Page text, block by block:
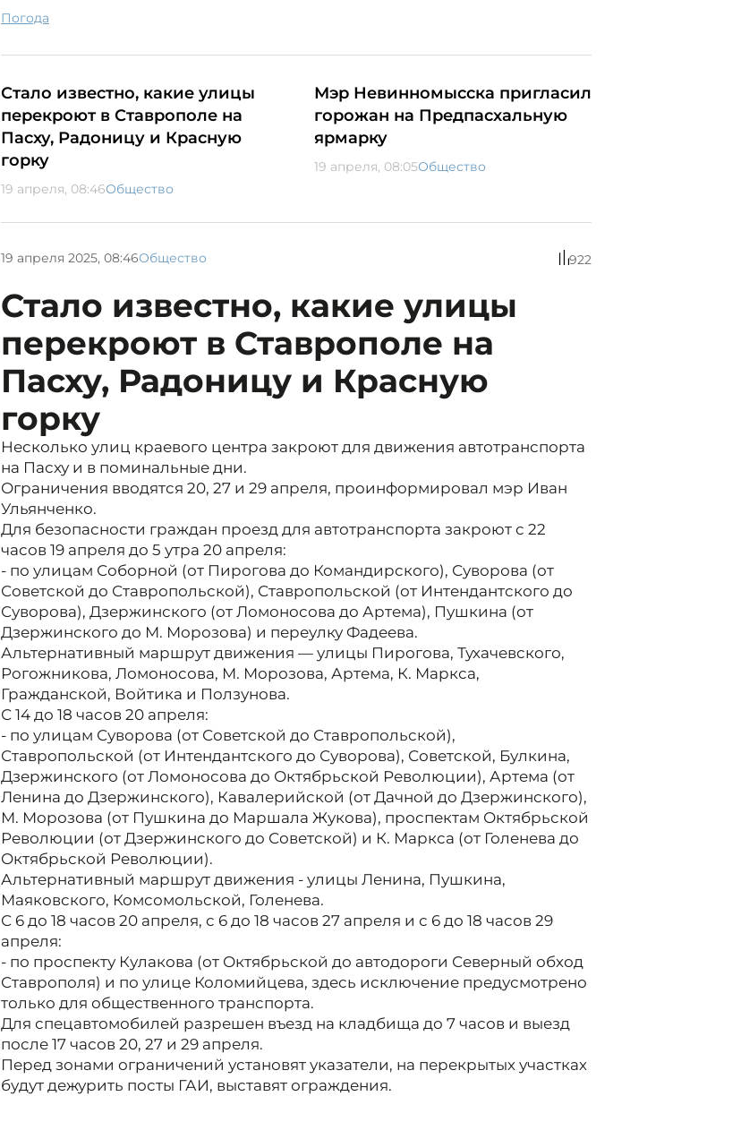
погода
Стало известно, какие улицы
перекроют в Ставрополе на
Пасху, Радоницу и Красную
горку
19 апреля, 08:46Общество
Мэр Невинномысска пригласил
горожан на Предпасхальную
ярмарку
19 апреля, 08:05Общество
19 апреля 2025, 08:46Общество 922
Стало известно, какие улицы
перекроют в Ставрополе на
Пасху, Радоницу и Красную
горку
Несколько улиц краевого центра закроют для движения автотранспорта
на Пасху и в поминальные дни.
Ограничения вводятся 20, 27 и 29 апреля, проинформировал мэр Иван
Ульянченко.
Для безопасности граждан проезд для автотранспорта закроют с 22
часов 19 апреля до 5 утра 20 апреля:
- по улицам Соборной (от Пирогова до Командирского), Суворова (от
Советской до Ставропольской), Ставропольской (от Интендантского до
Суворова), Дзержинского (от Ломоносова до Артема), Пушкина (от
Дзержинского до М. Морозова) и переулку Фадеева.
Альтернативный маршрут движения — улицы Пирогова, Тухачевского,
Рогожникова, Ломоносова, М. Морозова, Артема, К. Маркса,
Гражданской, Войтика и Ползунова.
С 14 до 18 часов 20 апреля:
- по улицам Суворова (от Советской до Ставропольской),
Ставропольской (от Интендантского до Суворова), Советской, Булкина,
Дзержинского (от Ломоносова до Октябрьской Революции), Артема (от
Ленина до Дзержинского), Кавалерийской (от Дачной до Дзержинского),
М. Морозова (от Пушкина до Маршала Жукова), проспектам Октябрьской
Революции (от Дзержинского до Советской) и К. Маркса (от Голенева до
Октябрьской Революции).
Альтернативный маршрут движения - улицы Ленина, Пушкина,
Маяковского, Комсомольской, Голенева.
С 6 до 18 часов 20 апреля, с 6 до 18 часов 27 апреля и с 6 до 18 часов 29
апреля:
- по проспекту Кулакова (от Октябрьской до автодороги Северный обход
Ставрополя) и по улице Коломийцева, здесь исключение предусмотрено
только для общественного транспорта.
Для спецавтомобилей разрешен въезд на кладбища до 7 часов и выезд
после 17 часов 20, 27 и 29 апреля.
Перед зонами ограничений установят указатели, на перекрытых участках
будут дежурить посты ГАИ, выставят ограждения.